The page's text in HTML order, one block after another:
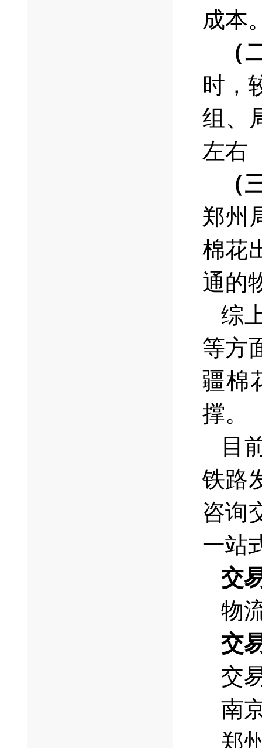
成本
（
时，
组、
左右
（
郑州
棉花
通的
综
等方
疆棉
撑。
目
铁路
咨询
一站
交
物
交
交
南
郑